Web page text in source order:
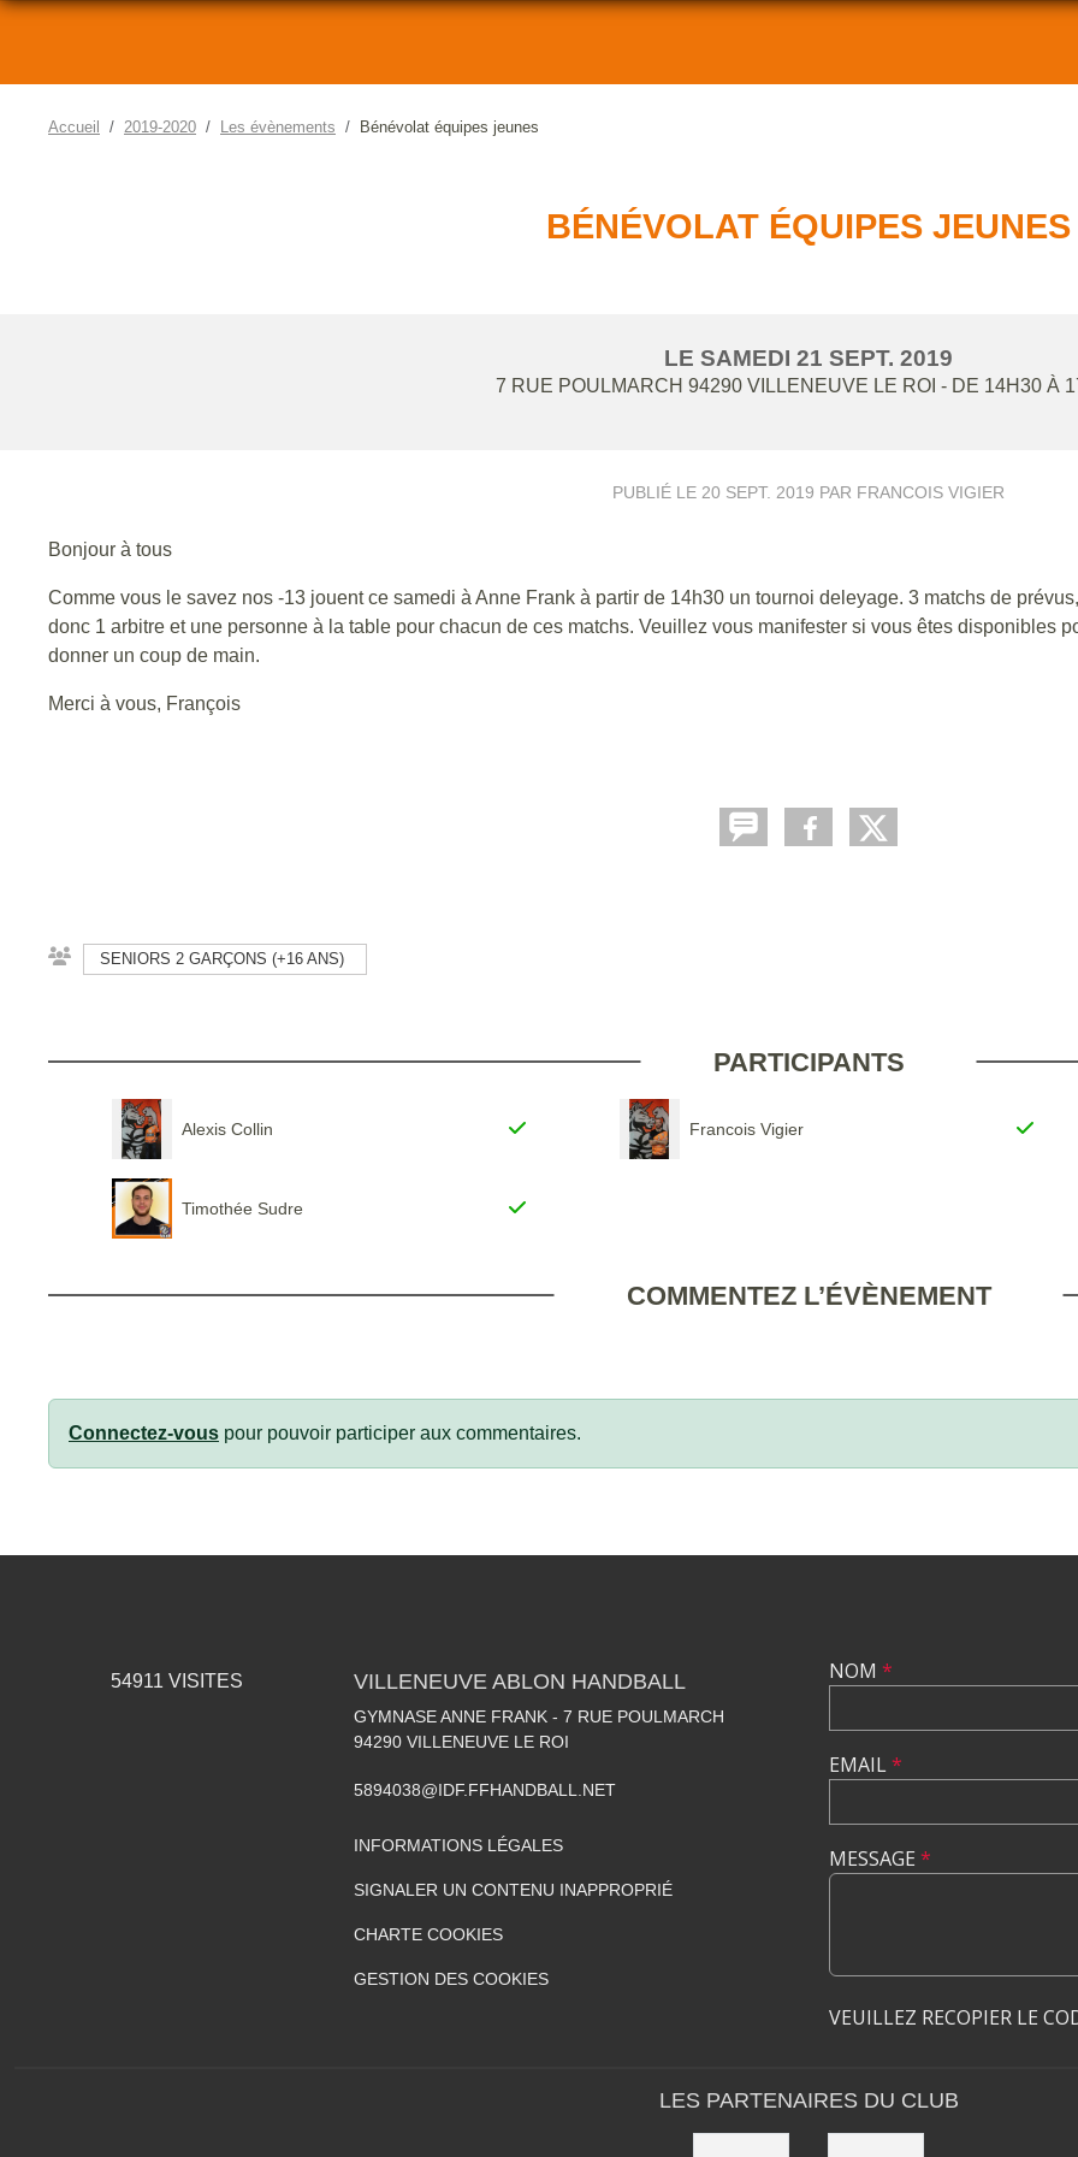
Accueil 2019-2020 Les évènements Bénévolat équipes jeunes
BÉNÉVOLAT ÉQUIPES JEUNES
LE SAMEDI 21 SEPT. 2019
7 RUE POULMARCH 94290 VILLENEUVE LE ROI - DE 14H30 À
PUBLIÉ LE 20 SEPT. 2019 PAR FRANCOIS VIGIER
Bonjour à tous
Comme vous le savez nos -13 jouent ce samedi à Anne Frank à partir de 14h30 un tournoi deleyage. 3 matchs de
donc 1 arbitre et une personne à la table pour chacun de ces matchs. Veuillez vous manifester si vous êtes disponibles
donner un coup de main.
Merci à vous, François
SENIORS 2 GARÇONS (+16 ANS)
PARTICIPANTS
Alexis Collin Francois Vigier
Timothée Sudre
COMMENTEZ L’ÉVÈNEMENT
Connectez-vous pour pouvoir participer aux commentaires.
54911 VISITES VILLENEUVE ABLON HANDBALL
GYMNASE ANNE FRANK - 7 RUE POULMARCH
94290 VILLENEUVE LE ROI
5894038@IDF.FFHANDBALL.NET
INFORMATIONS LÉGALES
SIGNALER UN CONTENU INAPPROPRIÉ
CHARTE COOKIES
GESTION DES COOKIES
NOM *
EMAIL*
MESSAGE *
VEUILLEZ RECOPIER LE
LES PARTENAIRES DU CLUB